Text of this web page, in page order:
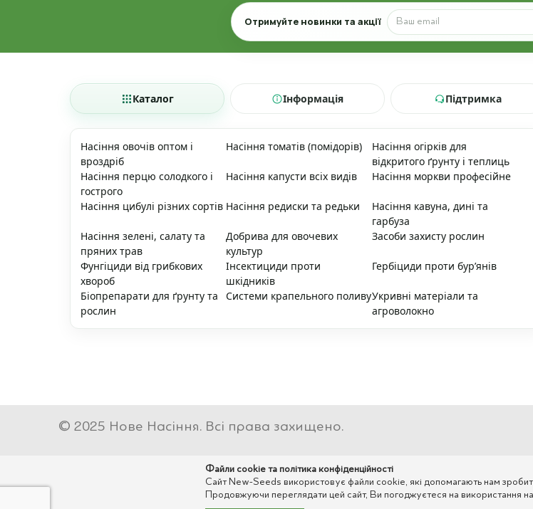
Email
Отримуйте новинки та акції
Каталог Інформація Підтримка
Насіння овочів оптом і
вроздріб
Насіння томатів (помідорів)
Насіння огірків для
відкритого ґрунту і теплиць
Насіння перцю солодкого і
гострого
Насіння капусти всіх видів Насіння моркви професійне
Насіння цибулі різних сортів Насіння редиски та редьки
Насіння кавуна, дині та
гарбуза
Насіння зелені, салату та
пряних трав
Добрива для овочевих
культур
Засоби захисту рослин
Фунгіциди від грибкових
хвороб
Інсектициди проти
шкідників
Гербіциди проти бур’янів
Біопрепарати для ґрунту та
рослин
Системи крапельного поливуУкривні матеріали та
агроволокно
© 2025 Нове Насіння. Всі права захищено.
Файли cookie та політика конфіденційності
Сайт New-Seeds використовує файли cookie, які допомагають нам
Продовжуючи переглядати цей сайт, Ви погоджуєтеся на використання